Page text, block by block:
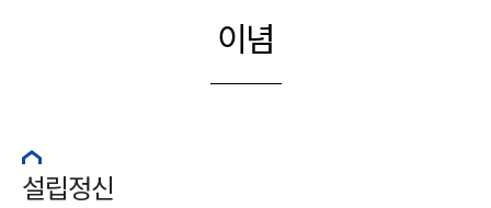
이념
설립정신